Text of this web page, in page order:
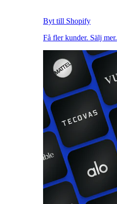
Byt till Shopify
Få fler kunder. Sälj mer.